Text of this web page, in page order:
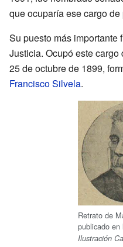
que ocuparía ese cargo de
Su puesto más importante
Justicia. Ocupó este
25 de octubre de 1899,
Francisco Silvela.
Retrato de
publicado en
Ilustración